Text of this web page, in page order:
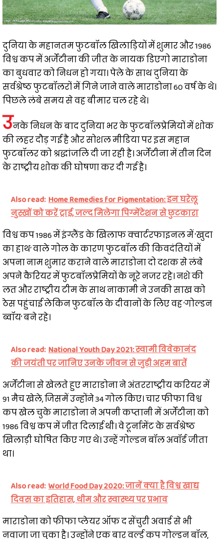
दुनिया के महानतम फुटबॉल खिलाड़ियों में शुमार और 1986
विश्व कप में अर्जेंटीना की जीत के नायक डिएगो माराडोना
का बुधवार को निधन हो गया। पेले के साथ दुनिया के
सर्वश्रेष्ठ फुटबॉलरों में गिने जाने वाले माराडोना 60 वर्ष के थे।
पिछले लंबे समय से वह बीमार चल रहे थे।
उनके निधन के बाद दुनिया भर के फुटबॉलप्रेमियों में शोक
की लहर दौड़ गई है और सोशल मीडिया पर इस महान
फुटबॉलर को श्रद्धांजलि दी जा रही है। अर्जेंटीना में तीन दिन
के राष्ट्रीय शोक की घोषणा कर दी गई है।
Also read: Home Remedies for Pigmentation: इन घरेलू
नुस्खों को करें ट्राई, जल्द मिलेगा पिग्मेंटेशन से छुटकारा
विश्व कप 1986 में इंग्लैंड के खिलाफ क्वार्टरफाइनल में ‘खुदा
का हाथ’ वाले गोल के कारण फुटबॉल की किवदंतियों में
अपना नाम शुमार कराने वाले माराडोना दो दशक से लंबे
अपने कैरियर में फुटबॉलप्रेमियों के नूरे नजर रहे। नशे की
लत और राष्ट्रीय टीम के साथ नाकामी ने उनकी साख को
ठेस पहुंचाई लेकिन फुटबॉल के दीवानों के लिए वह ‘गोल्डन
ब्वॉय’ बने रहे।
Also read: National Youth Day 2021: स्वामी विवेकानंद
की जयंती पर जानिए उनके जीवन से जुड़ी अहम बातें
अर्जेंटीना से खेलते हुए माराडोना ने अंतरराष्ट्रीय करियर में
91 मैच खेले, जिसमें उन्होंने 34 गोल किए। चार फीफा विश्व
कप खेल चुके माराडोना ने अपनी कप्तानी में अर्जेंटीना को
1986 विश्व कप में जीत दिलाई थी। वे टूर्नामेंट के सर्वश्रेष्ठ
खिलाड़ी घोषित किए गए थे। उन्हें गोल्डन बॉल अवॉर्ड जीता
था।
Also read: World Food Day 2020: जानें क्या है विश्व खाद्य
दिवस का इतिहास, थीम और स्वास्थ्य पर प्रभाव
माराडोना को फीफा प्लेयर ऑफ द सेंचुरी अवार्ड से भी
नवाजा जा चुका है। उन्होंने एक बार वर्ल्ड कप गोल्डन बॉल,